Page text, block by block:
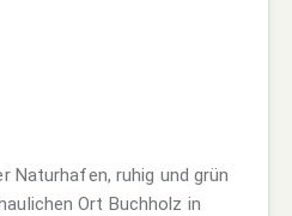
Naturhafen, ruhig und grün
Ort Buchholz in